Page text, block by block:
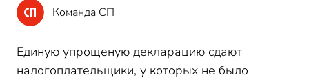
Команда СП
Единую упрощеную декларацию сдают
налогоплательщики, у которых не было